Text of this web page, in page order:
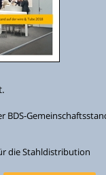
BDS-
die Stahldistribution